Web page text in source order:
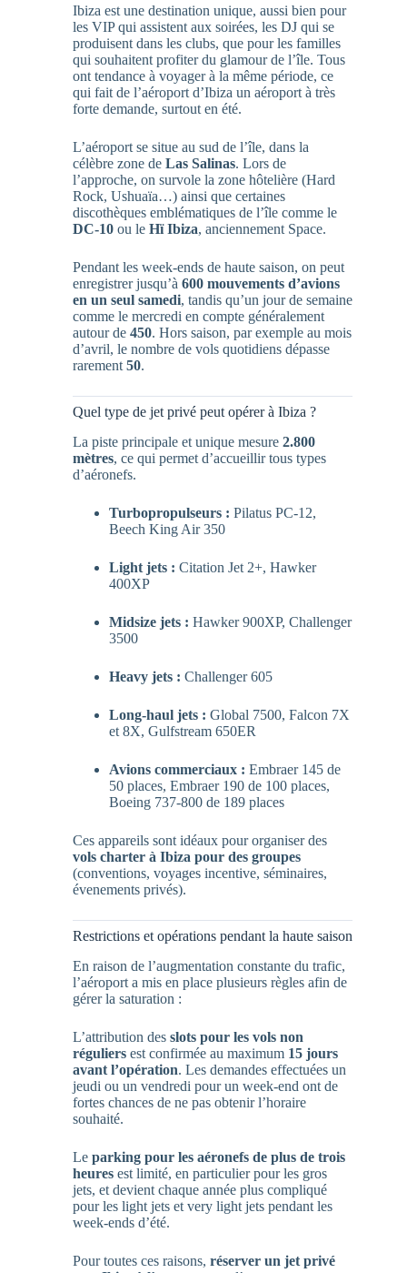
Ibiza est une destination unique, aussi bien pour
les VIP qui assistent aux soirées, les DJ qui se
produisent dans les clubs, que pour les familles
qui souhaitent profiter du glamour de l’île. Tous
ont tendance à voyager à la même période, ce
qui fait de l’aéroport d’Ibiza un aéroport à très
forte demande, surtout en été.
L’aéroport se situe au sud de l’île, dans la
célèbre zone de Las Salinas. Lors de
l’approche, on survole la zone hôtelière (Hard
Rock, Ushuaïa…) ainsi que certaines
discothèques emblématiques de l’île comme le
DC-10 ou le Hï Ibiza, anciennement Space.
Pendant les week-ends de haute saison, on peut
enregistrer jusqu’à 600 mouvements d’avions
en un seul samedi, tandis qu’un jour de semaine
comme le mercredi en compte généralement
autour de 450. Hors saison, par exemple au mois
d’avril, le nombre de vols quotidiens dépasse
rarement 50.
Quel type de jet privé peut opérer à Ibiza ?
La piste principale et unique mesure 2.800
mètres, ce qui permet d’accueillir tous types
d’aéronefs.
Turbopropulseurs : Pilatus PC-12,
Beech King Air 350
Light jets : Citation Jet 2+, Hawker
400XP
Midsize jets : Hawker 900XP, Challenger
3500
Heavy jets : Challenger 605
Long-haul jets : Global 7500, Falcon 7X
et 8X, Gulfstream 650ER
Avions commerciaux : Embraer 145 de
50 places, Embraer 190 de 100 places,
Boeing 737-800 de 189 places
Ces appareils sont idéaux pour organiser des
vols charter à Ibiza pour des groupes
(conventions, voyages incentive, séminaires,
évenements privés).
Restrictions et opérations pendant la haute saison
En raison de l’augmentation constante du trafic,
l’aéroport a mis en place plusieurs règles afin de
gérer la saturation :
L’attribution des slots pour les vols non
réguliers est confirmée au maximum 15 jours
avant l’opération. Les demandes effectuées un
jeudi ou un vendredi pour un week-end ont de
fortes chances de ne pas obtenir l’horaire
souhaité.
Le parking pour les aéronefs de plus de trois
heures est limité, en particulier pour les gros
jets, et devient chaque année plus compliqué
pour les light jets et very light jets pendant les
week-ends d’été.
Pour toutes ces raisons, réserver un jet privé